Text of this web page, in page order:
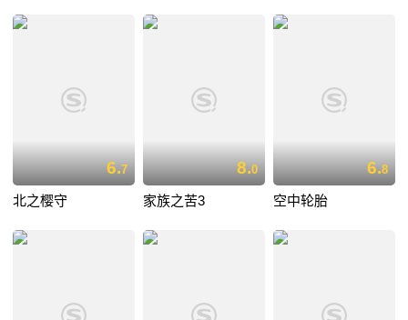
6.7
北之樱守
8.0
家族之苦3
6.8
空中轮胎